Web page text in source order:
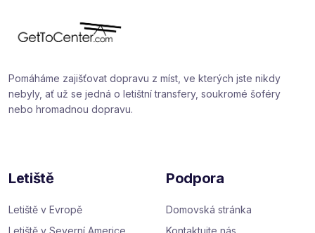
Pomáháme zajišťovat dopravu z míst, ve kterých jste nikdy
nebyly, ať už se jedná o letištní transfery, soukromé šoféry
nebo hromadnou dopravu.
Letiště
Letiště v Evropě
Podpora
Domovská stránka